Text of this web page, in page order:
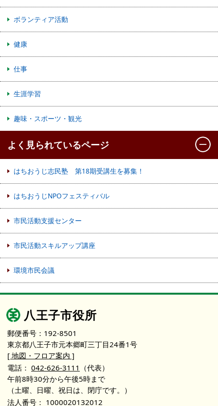
ボランティア活動
健康
仕事
生涯学習
趣味・スポーツ・観光
よく見られているページ
はちおうじ志民塾 第18期受講生を募集！
はちおうじNPOフェスティバル
市民活動支援センター
市民活動スキルアップ講座
環境市民会議
八王子市役所
郵便番号：192-8501
東京都八王子市元本郷町三丁目24番1号
[ 地図・フロア案内 ]
電話： 042-626-3111 （代表）
午前8時30分から午後5時まで
（土曜、日曜、祝日は、閉庁です。）
法人番号： 1000020132012